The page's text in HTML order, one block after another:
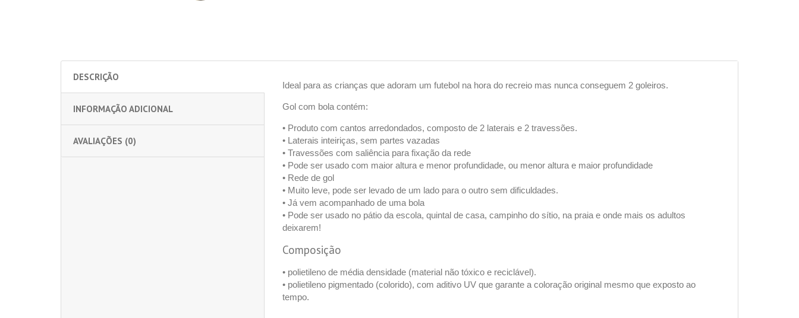
DESCRIÇÃO
INFORMAÇÃO ADICIONAL
AVALIAÇÕES (0)
Ideal para as crianças que adoram um futebol na hora do recreio mas nunca conseguem 2 goleiros.
Gol com bola contém:
• Produto com cantos arredondados, composto de 2 laterais e 2 travessões.
• Laterais inteiriças, sem partes vazadas
• Travessões com saliência para fixação da rede
• Pode ser usado com maior altura e menor profundidade, ou menor altura e maior profundidade
• Rede de gol
• Muito leve, pode ser levado de um lado para o outro sem dificuldades.
• Já vem acompanhado de uma bola
• Pode ser usado no pátio da escola, quintal de casa, campinho do sítio, na praia e onde mais os adultos
deixarem!
Composição
• polietileno de média densidade (material não tóxico e reciclável).
• polietileno pigmentado (colorido), com aditivo UV que garante a coloração original mesmo que exposto ao
tempo.